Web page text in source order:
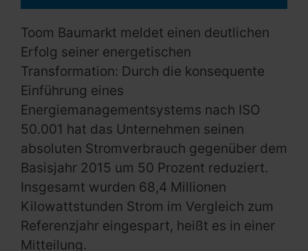
Toom Baumarkt meldet einen deutlichen
Erfolg seiner energetischen
Transformation: Durch die konsequente
Einführung eines
Energiemanagementsystems nach ISO
50.001 hat das Unternehmen seinen
absoluten Stromverbrauch gegenüber dem
Basisjahr 2015 um 50 Prozent reduziert.
Insgesamt wurden 68,4 Millionen
Kilowattstunden Strom im Vergleich zum
Referenzjahr eingespart, heißt es in einer
Mitteilung.